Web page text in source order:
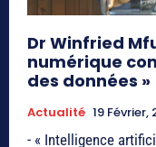
Dr Winfried
numérique
des données »
Actualité 19 Février,
- « Intelligence